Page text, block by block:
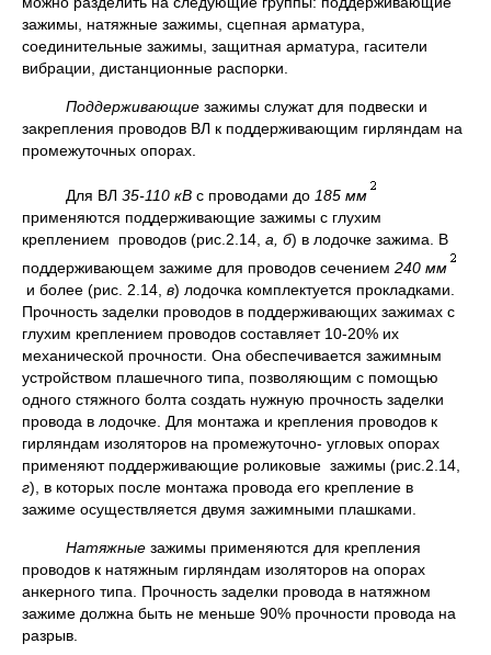
зажимы, натяжные зажимы, сцепная арматура,
соединительные зажимы, защитная арматура, гасители
вибрации, дистанционные распорки.
Поддерживающие зажимы служат для подвески и
закрепления проводов ВЛ к поддерживающим гирляндам на
промежуточных опорах.
Для ВЛ 35-110 кВ с проводами до 185 мм
применяются поддерживающие зажимы с глухим
креплением проводов (рис.2.14, а, б) в лодочке зажима. В
поддерживающем зажиме для проводов сечением 240 мм
и более (рис. 2.14, в) лодочка комплектуется прокладками.
Прочность заделки проводов в поддерживающих зажимах с
глухим креплением проводов составляет 10-20% их
механической прочности. Она обеспечивается зажимным
устройством плашечного типа, позволяющим с помощью
одного стяжного болта создать нужную прочность заделки
провода в лодочке. Для монтажа и крепления проводов к
гирляндам изоляторов на промежуточно- угловых опорах
применяют поддерживающие роликовые зажимы (рис.2.14,
г), в которых после монтажа провода его крепление в
зажиме осуществляется двумя зажимными плашками.
Натяжные зажимы применяются для крепления
проводов к натяжным гирляндам изоляторов на опорах
анкерного типа. Прочность заделки провода в натяжном
зажиме должна быть не меньше 90% прочности провода на
разрыв.